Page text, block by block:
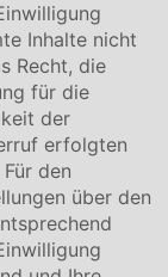
Inhalte nicht
Recht, die
für die
der
erfolgten
den
über den